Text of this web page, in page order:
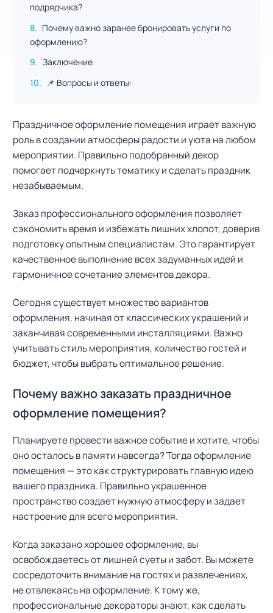
Праздничное оформление помещения играет важную
роль в создании атмосферы радости и уюта на любом
мероприятии. Правильно подобранный декор
помогает подчеркнуть тематику и сделать праздник
незабываемым.
Заказ профессионального оформления позволяет
сэкономить время и избежать лишних хлопот, доверив
подготовку опытным специалистам. Это гарантирует
качественное выполнение всех задуманных идей и
гармоничное сочетание элементов декора.
Сегодня существует множество вариантов
оформления, начиная от классических украшений и
заканчивая современными инсталляциями. Важно
учитывать стиль мероприятия, количество гостей и
бюджет, чтобы выбрать оптимальное решение.
Почему важно заказать праздничное
оформление помещения?
Планируете провести важное событие и хотите, чтобы
оно осталось в памяти навсегда? Тогда оформление
помещения — это как структурировать главную идею
вашего праздника. Правильно украшенное
пространство создает нужную атмосферу и задает
настроение для всего мероприятия.
Когда заказано хорошее оформление, вы
освобождаетесь от лишней суеты и забот. Вы можете
сосредоточить внимание на гостях и развлечениях,
не отвлекаясь на оформление. К тому же,
профессиональные декораторы знают, как сделать
подрядчика?
Почему важно заранее бронировать услуги по
оформлению?
Заключение
📌 Вопросы и ответы: